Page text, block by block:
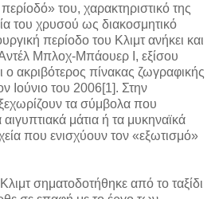
του, χαρακτηριστικό της
του χρυσού ως διακοσμητικό
περίοδο του Κλιμτ ανήκει και
Μπλοχ-Μπάουερ I, εξίσου
ακριβότερος πίνακας ζωγραφικής
Ιούνιο του 2006[1]. Στην
τα σύμβολα που
μάτια ή τα μυκηναϊκά
που ενισχύουν τον «εξωτισμό»
σηματοδοτήθηκε από το ταξίδι